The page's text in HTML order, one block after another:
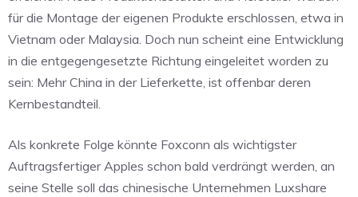
für die Montage der eigenen Produkte erschlossen, etwa in
Vietnam oder Malaysia. Doch nun scheint eine Entwicklung
in die entgegengesetzte Richtung eingeleitet worden zu
sein: Mehr China in der Lieferkette, ist offenbar deren
Kernbestandteil.
Als konkrete Folge könnte Foxconn als wichtigster
Auftragsfertiger Apples schon bald verdrängt werden, an
seine Stelle soll das chinesische Unternehmen Luxshare